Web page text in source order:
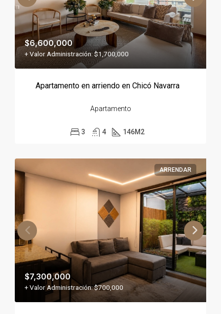
$6,600,000
+ Valor Administración: $1,700,000
Apartamento en arriendo en Chicó Navarra
Apartamento
3 4 146M2
ARRENDAR
$7,300,000
+ Valor Administración: $700,000